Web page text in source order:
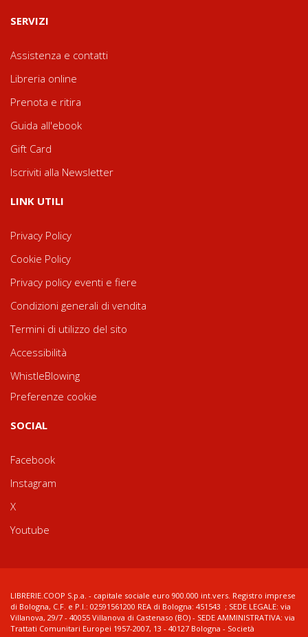
SERVIZI
Assistenza e contatti
Libreria online
Prenota e ritira
Guida all'ebook
Gift Card
Iscriviti alla Newsletter
LINK UTILI
Privacy Policy
Cookie Policy
Privacy policy eventi e fiere
Condizioni generali di vendita
Termini di utilizzo del sito
Accessibilità
WhistleBlowing
Preferenze cookie
SOCIAL
Facebook
Instagram
X
Youtube
LIBRERIE.COOP S.p.a. - capitale sociale euro 900.000 int.vers. Registro imprese
di Bologna, C.F. e P.I.: 02591561200 REA di Bologna: 451543 ; SEDE LEGALE: via
Villanova, 29/7 - 40055 Villanova di Castenaso (BO) - SEDE AMMINISTRATIVA: via
Trattati Comunitari Europei 1957-2007, 13 - 40127 Bologna - Società